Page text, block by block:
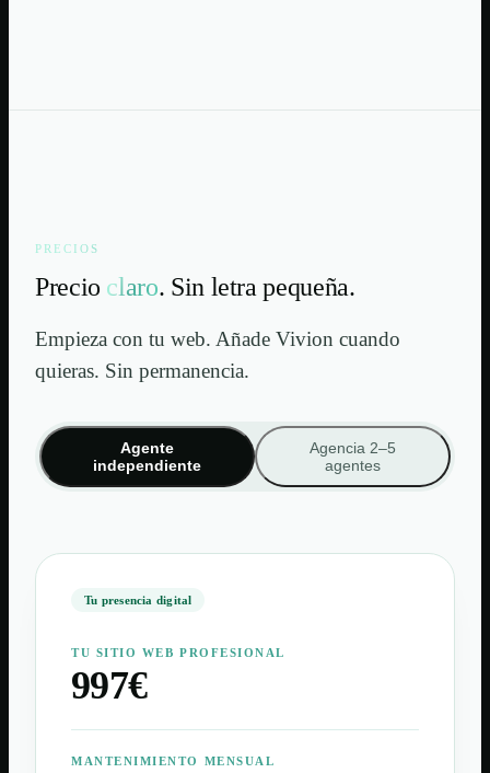
PRECIOS
Precio claro. Sin letra pequeña.
Empieza con tu web. Añade Vivion cuando
quieras. Sin permanencia.
Agente
independiente
Agencia 2–5
agentes
Tu presencia digital
TU SITIO WEB PROFESIONAL
997€
MANTENIMIENTO MENSUAL